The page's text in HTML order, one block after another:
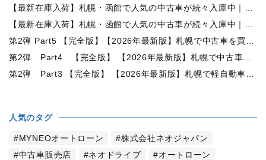
人気のタグ
MYNEOオートローン
株式会社ネオジャパン
中古車販売店
ネオドライブ
オートローン